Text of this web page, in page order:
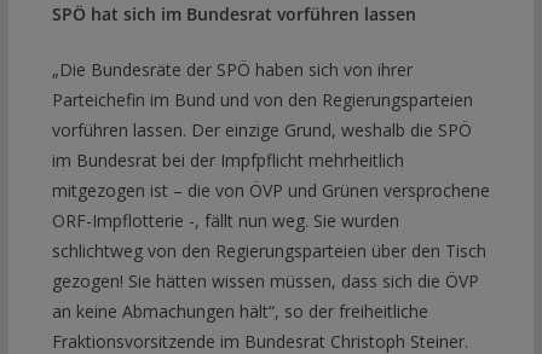
SPÖ hat sich im Bundesrat vorführen lassen
„Die Bundesräte der SPÖ haben sich von ihrer
Parteichefin im Bund und von den Regierungsparteien
vorführen lassen. Der einzige Grund, weshalb die SPÖ
im Bundesrat bei der Impfpflicht mehrheitlich
mitgezogen ist – die von ÖVP und Grünen versprochene
ORF-Impflotterie -, fällt nun weg. Sie wurden
schlichtweg von den Regierungsparteien über den Tisch
gezogen! Sie hätten wissen müssen, dass sich die ÖVP
an keine Abmachungen hält“, so der freiheitliche
Fraktionsvorsitzende im Bundesrat Christoph Steiner.